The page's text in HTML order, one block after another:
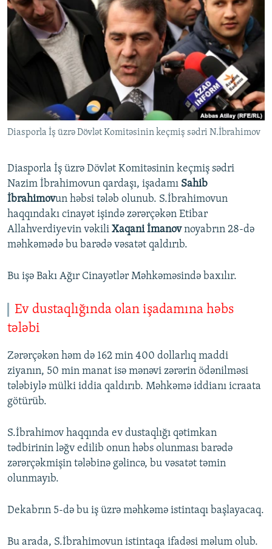
VIDEO
FOTOQALEREYA
İNFOQRAFIKA
KARIKATURA
OXU ZALI
AZƏRBAYCAN ƏDƏBIYYATI KITABXANASI
İSLAM VƏ DEMOKRATIYA
İZ - MƏDƏNIYYƏT PROQRAMI
HAQQIMIZDA
MISSIYAMIZ
PEŞƏ ETIKASI VƏ JURNALISTIKA STANDARTLARIMIZ
MATERIALLARIMIZDAN ISTIFADƏ
AZADLIQRADIOSU MOBIL TELEFONUNUZDA
BIZIMLƏ ƏLAQƏ
RFE/RL-in bütün saytları
Diasporla İş üzrə Dövlət Komitəsinin keçmiş sədri N.İbrahimov
Diasporla İş üzrə Dövlət Komitəsinin keçmiş sədri
Nazim İbrahimovun qardaşı, işadamı Sahib
İbrahimovun həbsi tələb olunub. S.İbrahimovun
haqqındakı cinayət işində zərərçəkən Etibar
Allahverdiyevin vəkili Xaqani İmanovnoyabrın 28-də
məhkəmədə bu barədə vəsatət qaldırıb.
Bu işə Bakı Ağır Cinayətlər Məhkəməsində baxılır.
Ev dustaqlığında olan işadamına həbs
tələbi
Zərərçəkən həm də 162 min 400 dollarlıq maddi
ziyanın, 50 min manat isə mənəvi zərərin ödənilməsi
tələbiylə mülki iddia qaldırıb. Məhkəmə iddianı icraata
götürüb.
S.İbrahimov haqqında ev dustaqlığı qətimkan
tədbirinin ləğv edilib onun həbs olunması barədə
zərərçəkmişin tələbinə gəlincə, bu vəsatət təmin
olunmayıb.
Dekabrın 5-də bu iş üzrə məhkəmə istintaqı başlayacaq.
Bu arada, S.İbrahimovun istintaqa ifadəsi məlum olub.